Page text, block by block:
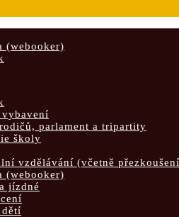
(webooker)
parlament a tripartity
školy
vzdělávání (včetně
(webooker)
jízdné